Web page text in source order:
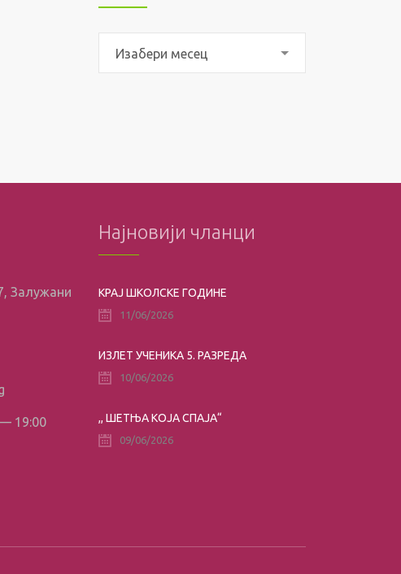
Изабери месец
Залужани
19:00
Најновији чланци
КРАЈ ШКОЛСКЕ ГОДИНЕ
11/06/2026
ИЗЛЕТ УЧЕНИКА 5. РАЗРЕДА
10/06/2026
,, ШЕТЊА КОЈА СПАЈА“
09/06/2026